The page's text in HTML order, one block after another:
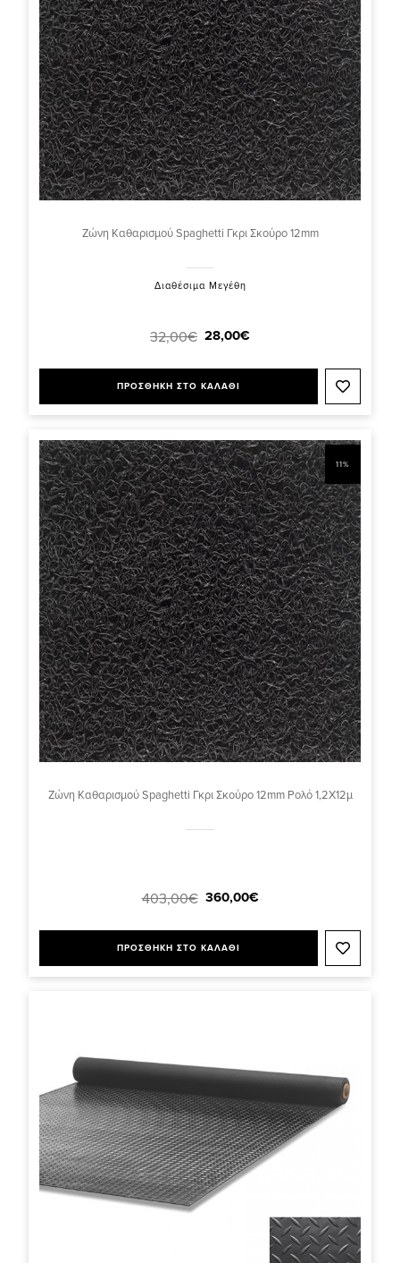
Ζώνη Καθαρισμού Spaghetti Γκρι Σκούρο 12mm
Διαθέσιμα Μεγέθη
32,00€ 28,00€
ΠΡΟΣΘΗΚΗ ΣΤΟ ΚΑΛΑΘΙ
11%
Ζώνη Καθαρισμού Spaghetti Γκρι Σκούρο 12mm Ρολό 1,2Χ12μ
403,00€ 360,00€
ΠΡΟΣΘΗΚΗ ΣΤΟ ΚΑΛΑΘΙ